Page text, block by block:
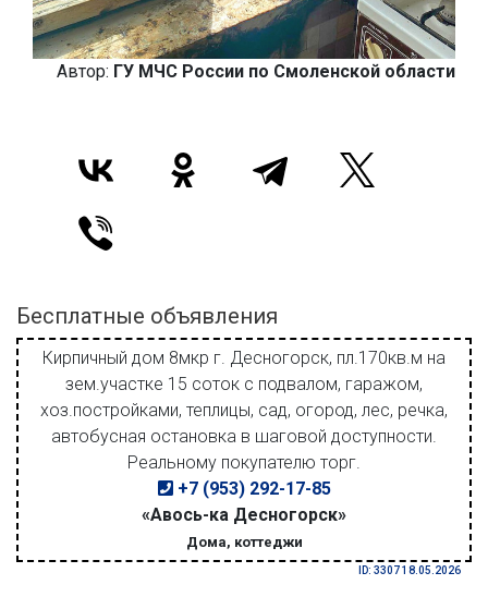
Автор: ГУ МЧС России по Смоленской области
Бесплатные объявления
Кирпичный дом 8мкр г. Десногорск, пл.170кв.м на
зем.участке 15 соток с подвалом, гаражом,
хоз.постройками, теплицы, сад, огород, лес, речка,
автобусная остановка в шаговой доступности.
Реальному покупателю торг.
+7 (953) 292-17-85
«Авось-ка Десногорск»
Дома, коттеджи
ID: 3307 18.05.2026